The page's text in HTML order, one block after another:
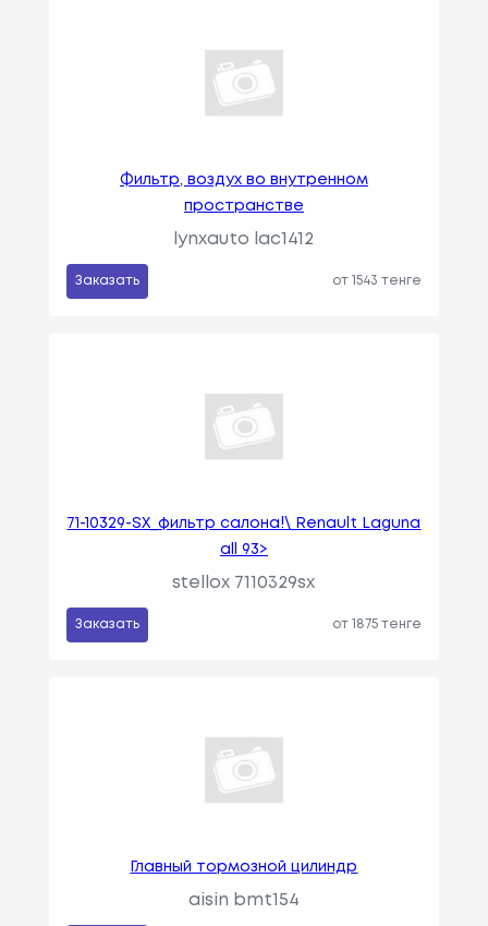
Фильтр, воздух во внутренном
пространстве
lynxauto lac1412
Заказать от 1543 тенге
71-10329-SX_фильтр салона!\ Renault Laguna
all 93>
stellox 7110329sx
Заказать от 1875 тенге
Главный тормозной цилиндр
aisin bmt154